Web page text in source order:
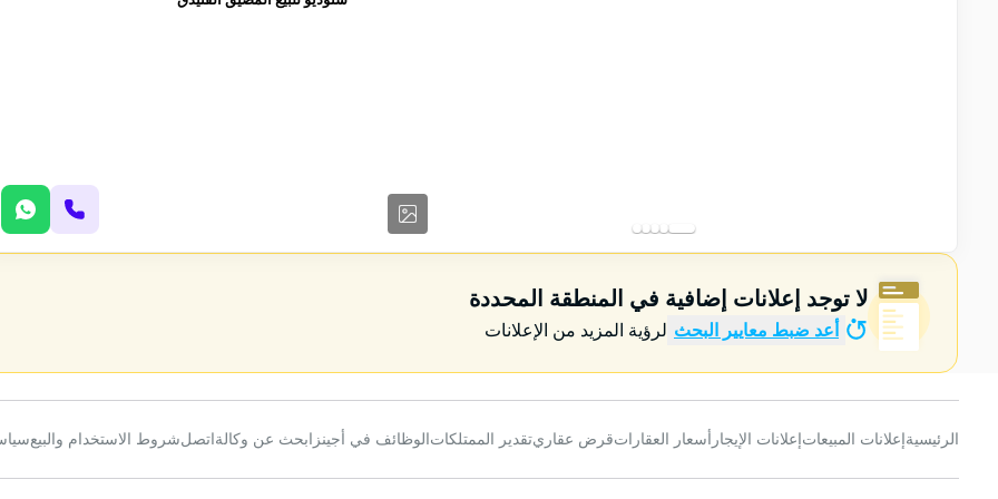
لا توجد إعلانات إضافية في المنطقة المحددة
أعد ضبط معايير البحث لرؤية المزيد من الإعلانات
الرئيسيةإعلانات المبيعاتإعلانات الإيجار أسعار العقاراتقرض عقاريتقدير الممتلكاتالوظائف في أجينز ابحث عن وكالةاتصلشروط الاستخدام والبيع